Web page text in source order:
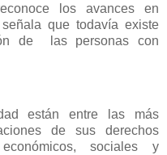
los avances en
que todavía existe
de las personas con
están entre las más
de sus derechos
sociales y